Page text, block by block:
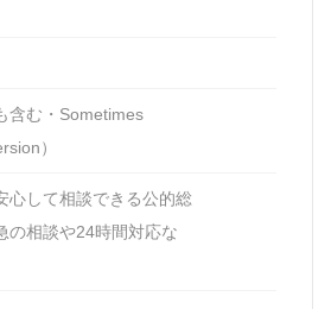
含む・Sometimes
）
して相談できる公的総
の相談や24時間対応な